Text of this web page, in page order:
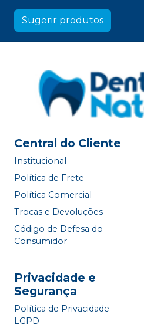
Sugerir produtos
Central do Cliente
Institucional
Política de Frete
Política Comercial
Trocas e Devoluções
Código de Defesa do
Consumidor
Privacidade e
Segurança
Política de Privacidade -
LGPD